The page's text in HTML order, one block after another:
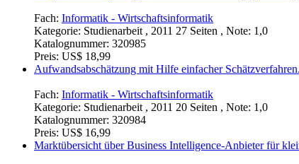
Fach: Informatik - Wirtschaftsinformatik
Kategorie: Studienarbeit , 2011 27 Seiten , Note: 1,0
Katalognummer: 320985
Preis: US$ 18,99
Aufwandsabschätzung mit Hilfe einfacher
Fach: Informatik - Wirtschaftsinformatik
Kategorie: Studienarbeit , 2011 20 Seiten , Note: 1,0
Katalognummer: 320984
Preis: US$ 16,99
Marktübersicht über Business Intelligence-Anbieter für